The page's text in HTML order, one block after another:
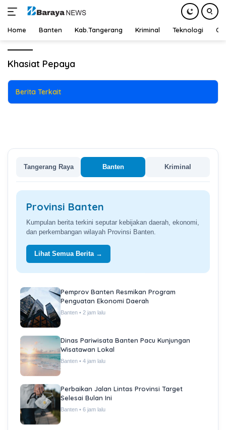
konten
Home Banten Kab.Tangerang Kriminal Teknologi
Khasiat Pepaya
Mengungkap Khasiat Pepaya,
Buah Super untuk Pencernaan
dan Imunitas
Berita Terkait
Tangerang Raya Banten Kriminal
Provinsi Banten
Kumpulan berita terkini seputar kebijakan daerah, ekonomi,
dan perkembangan wilayah Provinsi Banten.
Lihat Semua Berita →
Pemprov Banten Resmikan Program
Penguatan Ekonomi Daerah
Banten • 2 jam lalu
Dinas Pariwisata Banten Pacu Kunjungan
Wisatawan Lokal
Banten • 4 jam lalu
Perbaikan Jalan Lintas Provinsi Target
Selesai Bulan Ini
Banten • 6 jam lalu